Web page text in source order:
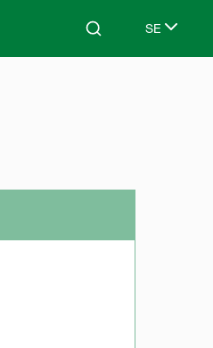
Search SE
Select